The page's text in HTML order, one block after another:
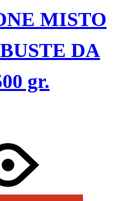
MISTO
DA
gr.